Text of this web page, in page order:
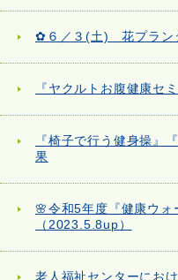
✿６／３(土) 花プラン
『ヤクルトお腹健康セ
『椅子で行う健身操』
果
🌸令和5年度『健康ウォ
（2023.5.8up）
老人福祉センターにお